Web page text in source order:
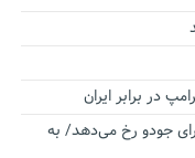
در برابر ایران
جودو رخ می‌دهد/ به